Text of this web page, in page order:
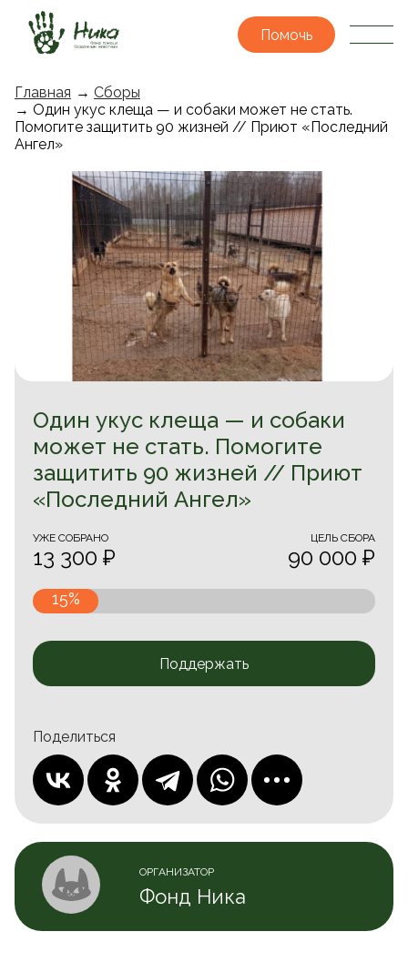
Помочь
Главная → Сборы
→ Один укус клеща — и собаки может не стать.
Помогите защитить 90 жизней // Приют «Последний
Ангел»
Один укус клеща — и собаки
может не стать. Помогите
защитить 90 жизней // Приют
«Последний Ангел»
15%
УЖЕ CОБРАНО
13 300 ₽
ЦЕЛЬ СБОРА
90 000 ₽
Поддержать
Поделиться
ОРГАНИЗАТОР
Фонд Ника